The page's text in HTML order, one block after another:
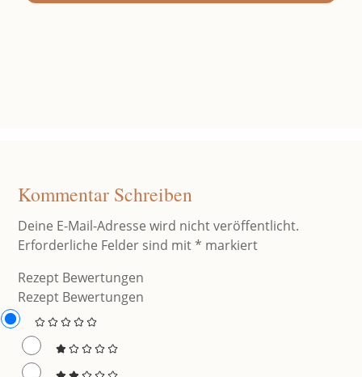
Kommentar Schreiben
Deine E-Mail-Adresse wird nicht veröffentlicht.
Erforderliche Felder sind mit* markiert
Rezept Bewertungen
Rezept Bewertungen